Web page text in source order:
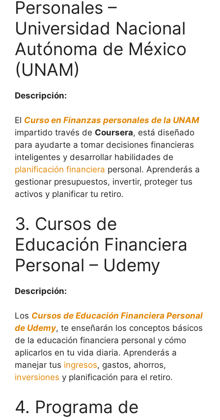
Personales –
Universidad Nacional
Autónoma de México
(UNAM)
Descripción:
El Curso en Finanzas personales de la UNAM
impartido través de Coursera, está diseñado
para ayudarte a tomar decisiones financieras
inteligentes y desarrollar habilidades de
planificación financiera personal. Aprenderás a
gestionar presupuestos, invertir, proteger tus
activos y planificar tu retiro.
3. Cursos de
Educación Financiera
Personal – Udemy
Descripción:
Los Cursos de Educación Financiera Personal
de Udemy, te enseñarán los conceptos básicos
de la educación financiera personal y cómo
aplicarlos en tu vida diaria. Aprenderás a
manejar tus ingresos, gastos, ahorros,
inversiones y planificación para el retiro.
4. Programa de